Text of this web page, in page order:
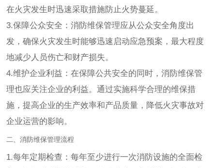
在火灾发生时迅速采取措施防止火势蔓延。
3.保障公众安全：消防维保管理应从公众安全角度出
发，确保火灾发生时能够迅速启动应急预案，最大程度
地减少人员伤亡和财产损失。
4.维护企业利益：在保障公共安全的同时，消防维保管
理也应关注企业的利益。通过实施科学合理的维保措
施，提高企业的生产效率和产品质量，降低火灾事故对
企业运营的影响。
二、消防维保管理流程
1.每年定期检查：每年至少进行一次消防设施的全面检